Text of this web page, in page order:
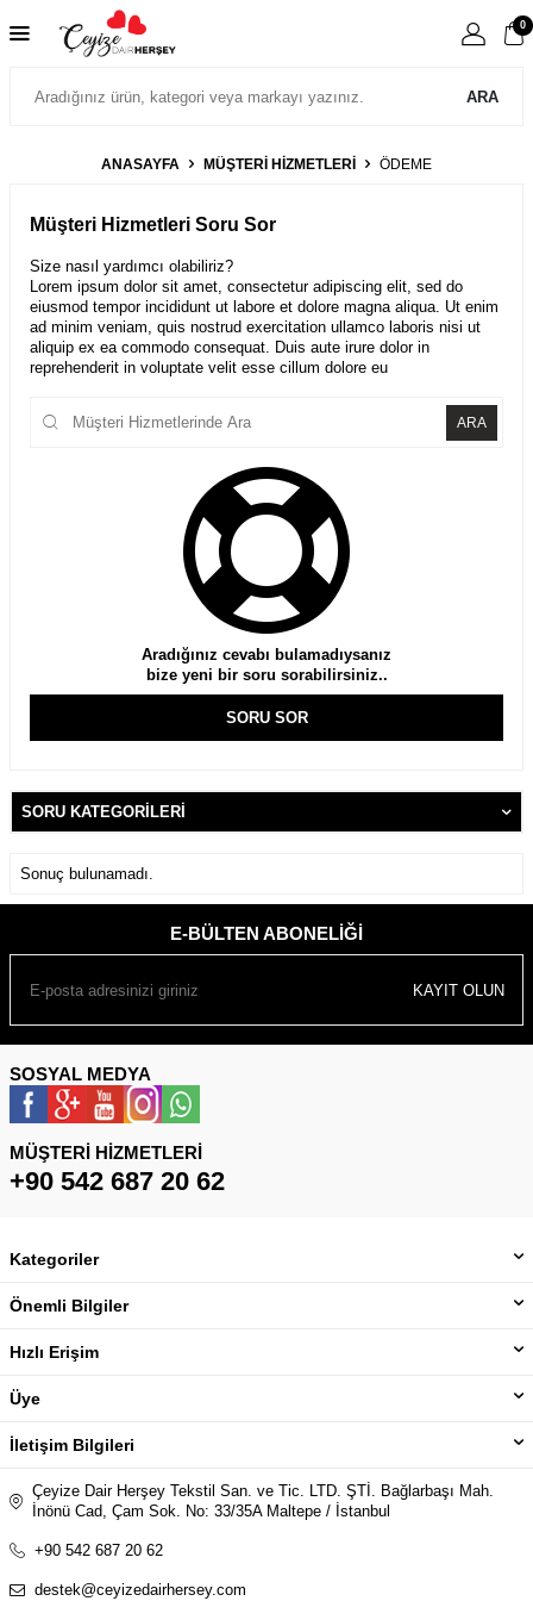
ARA
0
ANASAYFA MÜŞTERI HIZMETLERI ÖDEME
Müşteri Hizmetleri Soru Sor
Size nasıl yardımcı olabiliriz?
Lorem ipsum dolor sit amet, consectetur adipiscing elit, sed do
eiusmod tempor incididunt ut labore et dolore magna aliqua. Ut enim
ad minim veniam, quis nostrud exercitation ullamco laboris nisi ut
aliquip ex ea commodo consequat. Duis aute irure dolor in
reprehenderit in voluptate velit esse cillum dolore eu
ARA
Aradığınız cevabı bulamadıysanız
bize yeni bir soru sorabilirsiniz..
SORU SOR
SORU KATEGORILERI
Sonuç bulunamadı.
E-BÜLTEN ABONELIĞI
KAYIT OLUN
SOSYAL MEDYA
MÜŞTERI HIZMETLERI
+90 542 687 20 62
Kategoriler
Önemli Bilgiler
Hızlı Erişim
Üye
İletişim Bilgileri
Çeyize Dair Herşey Tekstil San. ve Tic. LTD. ŞTİ. Bağlarbaşı Mah.
İnönü Cad, Çam Sok. No: 33/35A Maltepe / İstanbul
+90 542 687 20 62
destek@ceyizedairhersey.com